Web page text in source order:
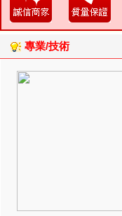
專業/技術